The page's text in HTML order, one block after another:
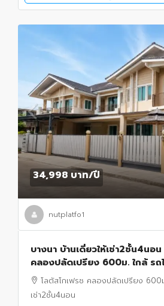
34,998 บาท/ปี
nutplatfo1
บางนา บ้านเดี่ยวให้เช่า2ชั้น4นอ
คลองปลัดเปรียง 600ม. ใกล้ ร
สถานีศรีด่าน650 ม.เมกา บางนา
โลตัสโกเฟรช คลองปลัดเปรียง 600
เช่า2ชั้น4นอน